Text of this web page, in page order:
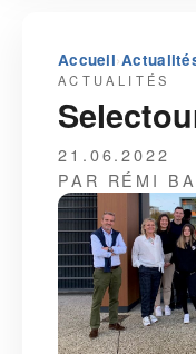
Accueil›
ACTUALITÉS
21.06.2022
PAR RÉMI